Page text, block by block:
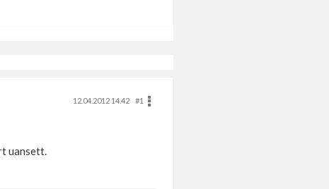
12.04.2012 14.42
#1
uansett.